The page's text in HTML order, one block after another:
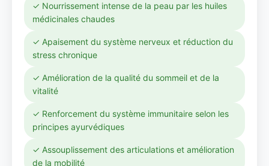
✓ Nourrissement intense de la peau par les huiles
médicinales chaudes
✓ Apaisement du système nerveux et réduction du
stress chronique
✓ Amélioration de la qualité du sommeil et de la
vitalité
✓ Renforcement du système immunitaire selon les
principes ayurvédiques
✓ Assouplissement des articulations et amélioration
de la mobilité